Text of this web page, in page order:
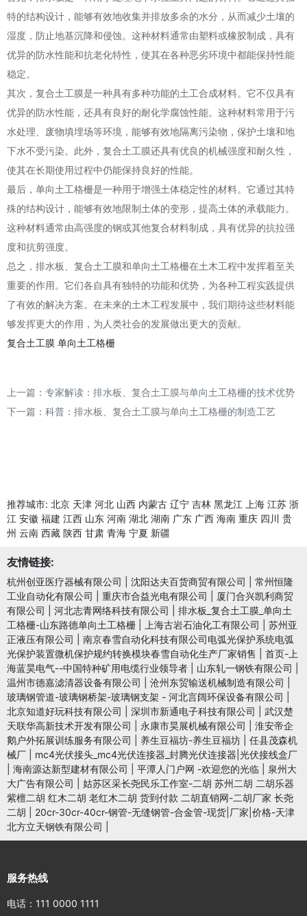
特的结构设计，能够有效地收集并排放多余的水分，从而减少土壤的
湿度，防止地基沉降和侵蚀。这种材料通常由塑料或橡胶制成，具有
优异的防水性能和抗老化特性，使其在各种恶劣环境中都能保持性能
稳定。
其次，复合土工膜是一种具有多种功能的土工合成材料。它不仅具有
优异的防水性能，还具有良好的耐化学腐蚀性能。这种材料常用于污
水处理、废物填埋场等环境，能够有效地隔离污染物，保护土壤和地
下水不受污染。此外，复合土工膜还具有优良的机械强度和耐久性，
使其在长期使用过程中仍能保持良好的性能。
最后，单向土工格栅是一种用于增强土体稳定性的材料。它通过其特
殊的结构设计，能够有效地限制土体的变形，提高土体的承载能力。
这种材料通常由高强度的钢或其他复合材料制成，具有优异的抗拉强
度和抗剪强度。
总之，排水板、复合土工膜和单向土工格栅在土木工程中发挥着至关
重要的作用。它们各自具有独特的功能和优势，为各种工程实践提供
了有效的解决方案。在未来的土木工程发展中，我们期待这些材料能
够发挥更大的作用，为人类社会的发展做出更大的贡献。
复合土工膜 单向土工格栅
上一篇： 专家解读：排水板、复合土工膜与单向土工格栅的技术优势
下一篇： 科普：排水板、复合土工膜与单向土工格栅的制造工艺
推荐城市: 北京 天津 河北 山西 内蒙古 辽宁 吉林 黑龙江 上海 江苏 浙
江 安徽 福建 江西 山东 河南 湖北 湖南 广东 广西 海南 重庆 四川 贵
州 云南 西藏 陕西 甘肃 青海 宁夏 新疆
友情链接:
杭州创亚医疗器械有限公司 沈阳达夫百货商贸有限公司
常州恒隆
工业自动化有限公司
重庆市合益光电有限公司
厦门合兴凯利商贸
有限公司
河北志青网络科技有限公司
排水板_复合土工膜_单向土
工格栅-山东路德单向土工格栅
上海古岩石油化工有限公司
苏州亚
正液压有限公司
南京春雪自动化科技有限公司电弧光保护系统电弧
光保护装置微机保护规约转换模块春雪自动化生产厂家销售
首页-上
海蓝昊电气--中国特种矿用电缆行业领导者
山东轧一钢铁有限公司
温州市德嘉滤清器设备有限公司
沧州东贸输送机械制造有限公司
玻璃钢管道-玻璃钢桥架-玻璃钢支架 - 河北言阔环保设备有限公司
北京知道好玩科技有限公司
深圳市新通电子科技有限公司
武汉楚
天联华高新技术开发有限公司
永康市昊展机械有限公司
淮安帝企
鹅户外拓展训练服务有限公司
养生豆福坊-养生豆福坊
任县茂森机
械厂
mc4光伏接头_mc4光伏连接器_封腾光伏连接器|光伏接线盒厂
海南源达新型建材有限公司 平潭人门户网 -欢迎您的光临
泉州大
大广告有限公司
姑苏区采长尧民乐工作室-二胡 苏州二胡 二胡乐器
紫檀二胡 红木二胡 老红木二胡 货到付款 二胡直销网-二胡厂家 长尧
二胡
20cr-30cr-40cr-钢管-无缝钢管-合金管-现货|厂家|价格-天津
北方立天钢铁有限公司
服务热线
电话：111 0000 1111